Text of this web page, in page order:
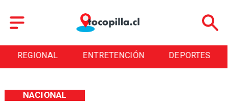
REGIONAL ENTRETENCIÓN DEPORTES
NACIONAL